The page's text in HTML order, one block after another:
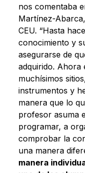
nos comentaba
Martínez-
CEU. “Hasta
conocimiento y
asegurarse de
adquirido. Ahora
muchísimos
instrumentos y
manera que lo
profesor asuma
programar, a
comprobar la
una manera
manera